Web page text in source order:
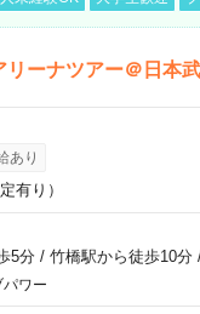
ーナツアー＠日本
あり
有り）
5分/ 竹橋駅から徒歩10分
ワー